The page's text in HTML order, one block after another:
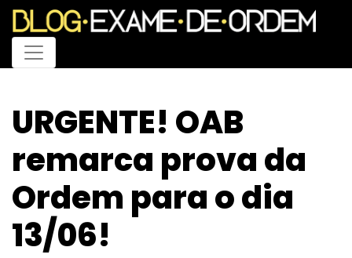
Menu
URGENTE! OAB
remarca prova da
Ordem para o dia
13/06!